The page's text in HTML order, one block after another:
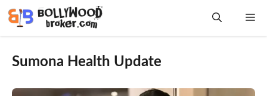
Sumona Health Update